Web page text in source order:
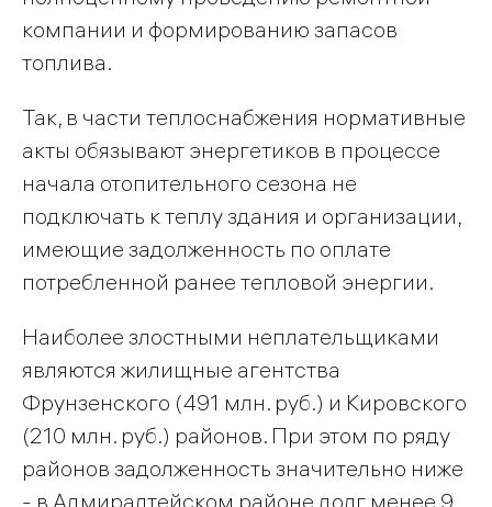
компании и формированию запасов
топлива.
Так, в части теплоснабжения нормативные
акты обязывают энергетиков в процессе
начала отопительного сезона не
подключать к теплу здания и организации,
имеющие задолженность по оплате
потребленной ранее тепловой энергии.
Наиболее злостными неплательщиками
являются жилищные агентства
Фрунзенского (491 млн. руб.) и Кировского
(210 млн. руб.) районов. При этом по ряду
районов задолженность значительно ниже
- в Адмиралтейском районе долг менее 9